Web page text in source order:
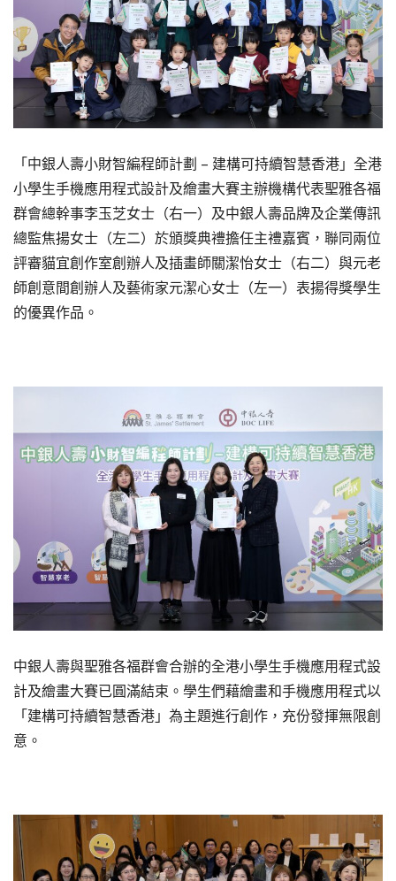
「中銀人壽小財智編程師計劃 – 建構可持續智慧香港」全港
小學生手機應用程式設計及繪畫大賽主辦機構代表聖雅各福
群會總幹事李玉芝女士（右一）及中銀人壽品牌及企業傳訊
總監焦揚女士（左二）於頒獎典禮擔任主禮嘉賓，聯同兩位
評審貓宜創作室創辦人及插畫師關潔怡女士（右二）與元老
師創意間創辦人及藝術家元潔心女士（左一）表揚得獎學生
的優異作品。
中銀人壽與聖雅各福群會合辦的全港小學生手機應用程式設
計及繪畫大賽已圓滿結束。學生們藉繪畫和手機應用程式以
「建構可持續智慧香港」為主題進行創作，充份發揮無限創
意。